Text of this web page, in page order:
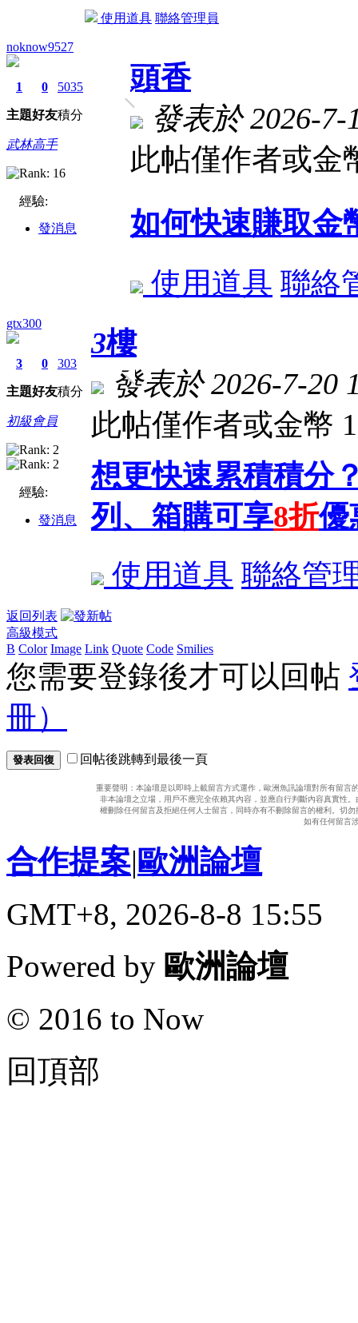
使用道具 聯絡管理員
noknow9527
1
主題
0
好友
5035
積分
武林高手
經驗:
發消息
頭香
發表於 2026-7-
此帖僅作者或金
如何快速賺取金
使用道具 聯絡
gtx300
3
主題
0
好友
303
積分
初級會員
經驗:
發消息
3樓
發表於 2026-7-20
此帖僅作者或金幣
想更快速累積積分
列、箱購可享8折優
使用道具 聯絡管
返回列表
高級模式
B Color Image Link Quote Code Smilies
您需要登錄後才可以回帖
冊）
發表回復 回帖後跳轉到最後一頁
重要聲明：本論壇是以即時上載留言方式運作，歐洲魚訊論壇對所有留
非本論壇之立場，用戶不應完全依賴其內容，並應自行判斷內容真實性
權刪除任何留言及拒絕任何人士留言，同時亦有不刪除留言的權利。切
如有任何留言
合作提案|歐洲論壇
GMT+8, 2026-8-8 15:55
Powered by 歐洲論壇
© 2016 to Now
回頂部